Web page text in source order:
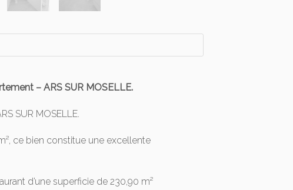
– ARS SUR MOSELLE.
SUR MOSELLE.
ce bien constitue une excellente
d’une superficie de 230,90 m²